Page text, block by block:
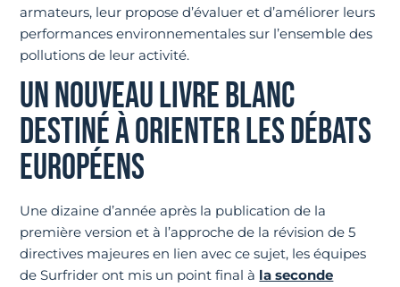
armateurs, leur propose d’évaluer et d’améliorer leurs
performances environnementales sur l’ensemble des
pollutions de leur activité.
UN NOUVEAU LIVRE BLANC
DESTINÉ À ORIENTER LES DÉBATS
EUROPÉENS
Une dizaine d’année après la publication de la
première version et à l’approche de la révision de 5
directives majeures en lien avec ce sujet, les équipes
de Surfrider ont mis un point final à la seconde